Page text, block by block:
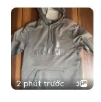
2 phút trước 3